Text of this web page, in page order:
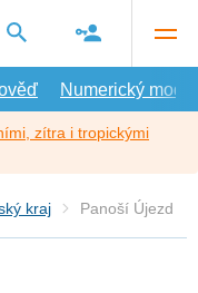
Numerický model
zítra i tropickými
kraj Panoší Újezd